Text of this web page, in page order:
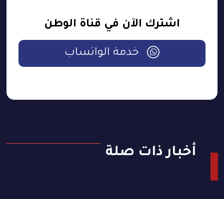
اشترك الآن في قناة الوطن
خدمة الواتساب
أخبار ذات صلة